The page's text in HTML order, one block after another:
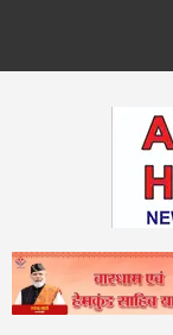
content